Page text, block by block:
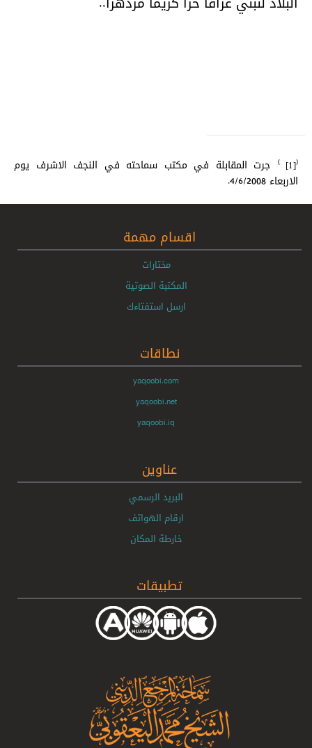
(
[1]
) جرت المقابلة في مكتب سماحته في النجف الاشرف يوم
الاربعاء 4/6/2008.
اقسام مهمة
مختارات
المكتبة الصوتية
ارسل استفتاءك
نطاقات
yaqoobi.com
yaqoobi.net
yaqoobi.iq
عناوين
البريد الرسمي
ارقام الهواتف
خارطة المكان
تطبيقات